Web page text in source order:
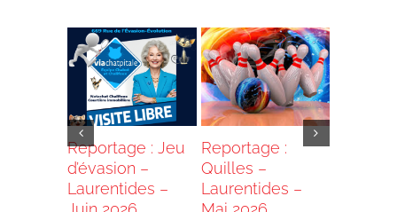
Reportage : Jeu
d’évasion –
Laurentides –
Reportage :
Quilles –
Laurentides –